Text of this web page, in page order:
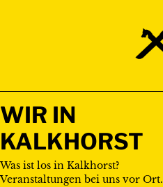
WIR IN
KALKHORST
Was ist los in Kalkhorst?
Veranstaltungen bei uns vor Ort.